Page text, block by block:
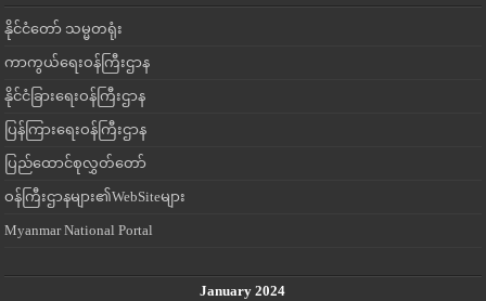
နိုင်ငံတော် သမ္မတရုံး
ကာကွယ်ရေးဝန်ကြီးဌာန
နိုင်ငံခြားရေးဝန်ကြီးဌာန
ပြန်ကြားရေးဝန်ကြီးဌာန
ပြည်ထောင်စုလွှတ်တော်
ဝန်ကြီးဌာနများ၏WebSiteများ
Myanmar National Portal
January 2024